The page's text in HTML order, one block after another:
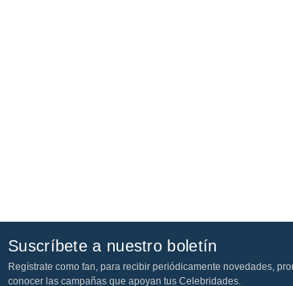
Suscríbete a nuestro boletín
Regístrate como fan, para recibir periódicamente novedades,
conocer las campañas que apoyan tus Celebridades.